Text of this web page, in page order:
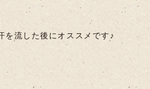
を流した後にオススメです♪